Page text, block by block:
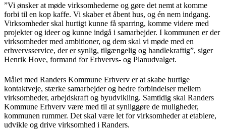
”Vi ønsker at møde virksomhederne og gøre det nemt at komme
forbi til en kop kaffe. Vi skaber et åbent hus, og én nem indgang.
Virksomheder skal hurtigt kunne få sparring, komme videre med
projekter og ideer og kunne indgå i samarbejder. I kommunen er der
virksomheder med ambitioner, og dem skal vi møde med en
erhvervsservice, der er synlig, tilgængelig og handlekraftig”, siger
Henrik Hove, formand for Erhvervs- og Planudvalget.
Målet med Randers Kommune Erhverv er at skabe hurtige
kontaktveje, stærke samarbejder og bedre forbindelser mellem
virksomheder, arbejdskraft og byudvikling. Samtidig skal Randers
Kommune Erhverv være med til at synliggøre de muligheder,
kommunen rummer. Det skal være let for virksomheder at etablere,
udvikle og drive virksomhed i Randers.